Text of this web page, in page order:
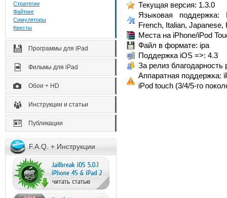
Стратегии
Файтинг
Симуляторы
Квесты
Программы для iPad
Фильмы для iPad
Обои + HD
Инструкции и статьи
Публикации
F.A.Q. + Инструкции
Текущая версия: 1.3.0
Языковая
French, Italian,
Места на iPhone/iPod
Файл в формате: ipa
Поддержка iOS =>: 4.3
За релиз благодарность
Аппаратная поддержка:
iPod touch (3/4/5-го